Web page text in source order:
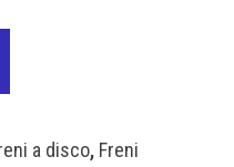
a disco, Freni